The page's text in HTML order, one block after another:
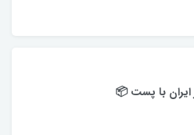
ایران با پست 📦